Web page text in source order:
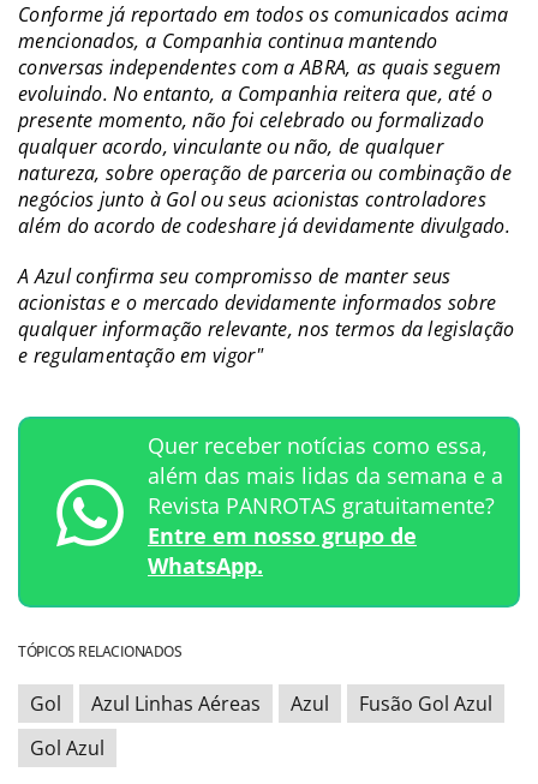
Conforme já reportado em todos os comunicados acima
mencionados, a Companhia continua mantendo
conversas independentes com a ABRA, as quais seguem
evoluindo. No entanto, a Companhia reitera que, até o
presente momento, não foi celebrado ou formalizado
qualquer acordo, vinculante ou não, de qualquer
natureza, sobre operação de parceria ou combinação de
negócios junto à Gol ou seus acionistas controladores
além do acordo de codeshare já devidamente divulgado.
A Azul confirma seu compromisso de manter seus
acionistas e o mercado devidamente informados sobre
qualquer informação relevante, nos termos da legislação
e regulamentação em vigor"
Quer receber notícias como essa,
além das mais lidas da semana e a
Revista PANROTAS gratuitamente?
Entre em nosso grupo de
WhatsApp.
TÓPICOS RELACIONADOS
Gol Azul Linhas Aéreas Azul
Fusão Gol Azul
Gol Azul